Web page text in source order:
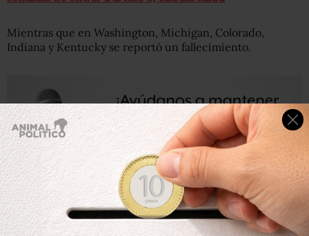
Mientras que en Washington, Michigan, Colorado,
Indiana y Kentucky se reportó un fallecimiento.